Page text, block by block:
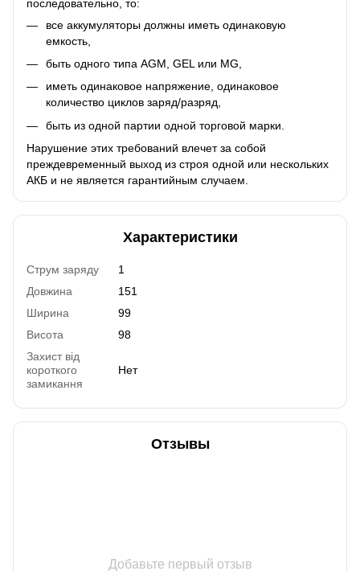
последовательно, то:
все аккумуляторы должны иметь одинаковую
емкость,
быть одного типа AGM, GEL или MG,
иметь одинаковое напряжение, одинаковое
количество циклов заряд/разряд,
быть из одной партии одной торговой марки.
Нарушение этих требований влечет за собой
преждевременный выход из строя одной или нескольких
АКБ и не является гарантийным случаем.
Характеристики
Струм заряду
1
Довжина
151
Ширина
99
Висота
98
Захист від
короткого
замикання
Нет
Отзывы
Добавьте первый отзыв